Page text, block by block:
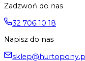
Stan:
Informacja o
Starmaxx 380/70R20